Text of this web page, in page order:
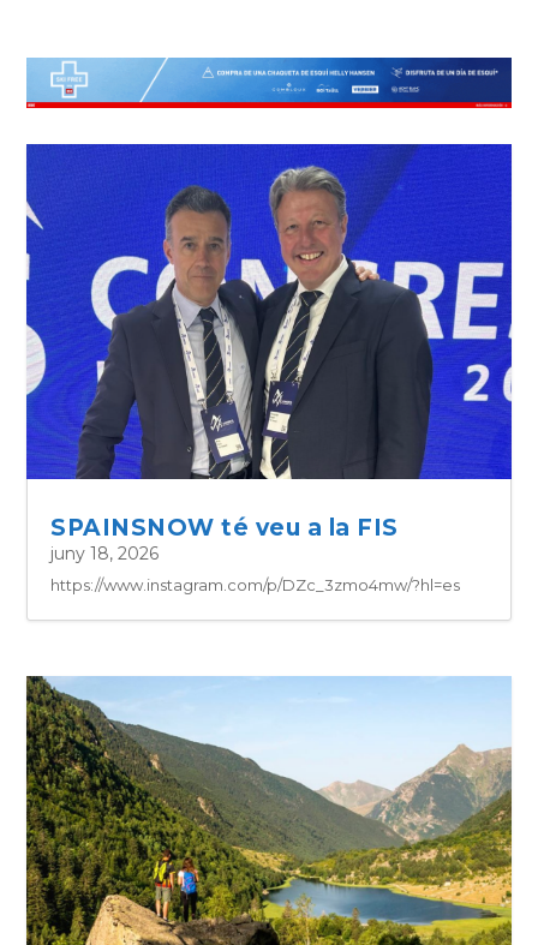
SPAINSNOW té veu a la FIS
juny 18, 2026
https://www.instagram.com/p/DZc_3zmo4mw/?hl=es